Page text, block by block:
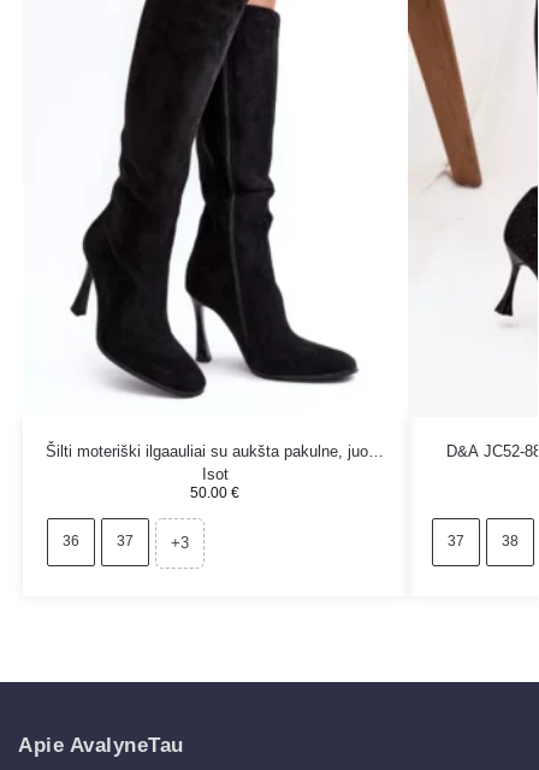
Šilti moteriški ilgaauliai su aukšta pakulne, juodi,
Isot
50.00€
36 37 +3
D&A JC52-
37 38
Apie AvalyneTau